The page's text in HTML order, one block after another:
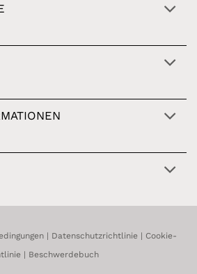
Datenschutzrichtlinie
Cookie-
Beschwerdebuch